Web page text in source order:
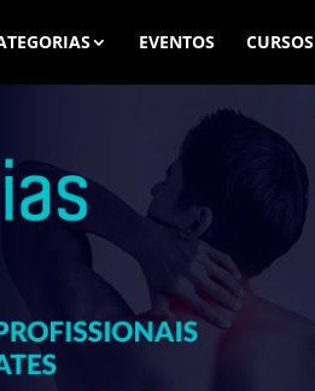
EVENTOS CURSOS